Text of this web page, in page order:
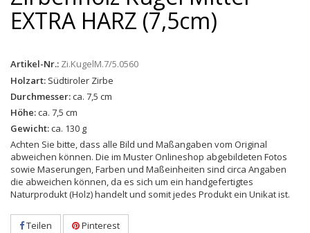
EXTRA HARZ (7,5cm)
Artikel-Nr.: Zi.KugelM.7/5.0560
Holzart: Südtiroler Zirbe
Durchmesser:ca. 7,5 cm
Höhe:ca. 7,5 cm
Gewicht:ca. 130 g
Achten Sie bitte, dass alle Bild und Maßangaben vom Original
abweichen können. Die im Muster Onlineshop abgebildeten Fotos
sowie Maserungen, Farben und Maßeinheiten sind circa Angaben
die abweichen können, da es sich um ein handgefertigtes
Naturprodukt (Holz) handelt und somit jedes Produkt ein Unikat ist.
Teilen Pinterest